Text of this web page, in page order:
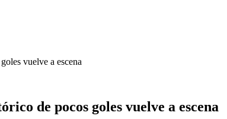
vuelve a escena
de pocos goles vuelve a escena